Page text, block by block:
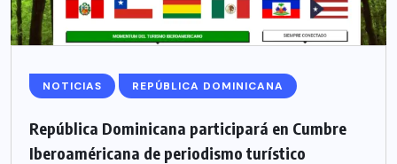
NOTICIAS REPÚBLICA DOMINICANA
República Dominicana participará en Cumbre
Iberoaméricana de periodismo turístico